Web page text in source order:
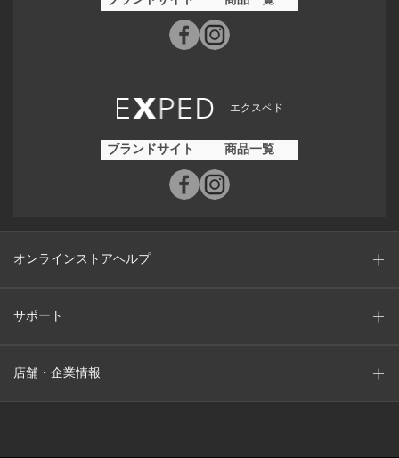
エクスペド
ブランドサイト 商品一覧
オンラインストアヘルプ
サポート
店舗・企業情報